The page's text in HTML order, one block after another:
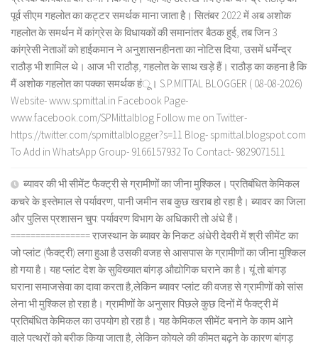
पूर्व सीएम गहलोत का कट्टर समर्थक माना जाता है। सितंबर 2022 में अब अशोक
गहलोत के समर्थन में कांग्रेस के विधायकों की समानांतर बैठक हुई, तब जिन 3
कांग्रेसी नेताओं को हाईकमान ने अनुशासनहीनता का नोटिस दिया, उसमें धर्मेन्द्र
राठौड़ भी शामिल थे। आज भी राठौड़, गहलोत के साथ खड़े हैं। राठौड़ का कहना है कि
मैं अशोक गहलोत का पक्का समर्थक हंू। S.P.MITTAL BLOGGER ( 08-08-2026)
Website- www.spmittal.in Facebook Page-
www.facebook.com/SPMittalblog Follow me on Twitter-
https://twitter.com/spmittalblogger?s=11 Blog- spmittal.blogspot.com
To Add in WhatsApp Group- 9166157932 To Contact- 9829071511
ब्यावर की भी सीमेंट फैक्ट्री से ग्रामीणों का जीना मुश्किल। प्रतिबंधित केमिकल
कचरे के इस्तेमाल से पर्यावरण, पानी जमीन सब कुछ खराब हो रहा है। ब्यावर का जिला
और पुलिस प्रशासन चुप: पर्यावरण विभाग के अधिकारी तो अंधे हैं।
================ राजस्थान के ब्यावर के निकट अंधेरी देवरी में श्री सीमेंट का
जो प्लांट (फैक्ट्री) लगा हुआ है उसकी वजह से आसपास के ग्रामीणों का जीना मुश्किल
हो गया है। यह प्लांट देश के सुविख्यात बांगड़ औद्योगिक घराने का है। यूं तो बांगड़
घराना समाजसेवा का दावा करता है,लेकिन ब्यावर प्लांट की वजह से ग्रामीणों को सांस
लेना भी मुश्किल हो रहा है। ग्रामीणों के अनुसार पिछले कुछ दिनों में फैक्ट्री में
प्रतिबंधित केमिकल का उपयोग हो रहा है। यह केमिकल सीमेंट बनाने के काम आने
वाले पत्थरों को बरीक किया जाता है, लेकिन कोयले की कीमत बढ़ने के कारण बांगड़